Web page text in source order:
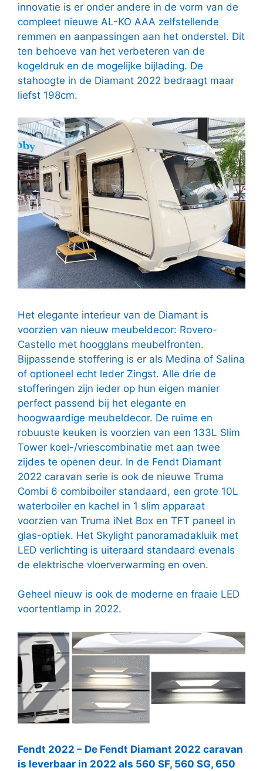
innovatie is er onder andere in de vorm van de
compleet nieuwe AL-KO AAA zelfstellende
remmen en aanpassingen aan het onderstel. Dit
ten behoeve van het verbeteren van de
kogeldruk en de mogelijke bijlading. De
stahoogte in de Diamant 2022 bedraagt maar
liefst 198cm.
Het elegante interieur van de Diamant is
voorzien van nieuw meubeldecor: Rovero-
Castello met hoogglans meubelfronten.
Bijpassende stoffering is er als Medina of Salina
of optioneel echt leder Zingst. Alle drie de
stofferingen zijn ieder op hun eigen manier
perfect passend bij het elegante en
hoogwaardige meubeldecor. De ruime en
robuuste keuken is voorzien van een 133L Slim
Tower koel-/vriescombinatie met aan twee
zijdes te openen deur. In de Fendt Diamant
2022 caravan serie is ook de nieuwe Truma
Combi 6 combiboiler standaard, een grote 10L
waterboiler en kachel in 1 slim apparaat
voorzien van Truma iNet Box en TFT paneel in
glas-optiek. Het Skylight panoramadakluik met
LED verlichting is uiteraard standaard evenals
de elektrische vloerverwarming en oven.
Geheel nieuw is ook de moderne en fraaie LED
voortentlamp in 2022.
Fendt 2022 – De Fendt Diamant 2022 caravan
is leverbaar in 2022 als 560 SF, 560 SG, 650